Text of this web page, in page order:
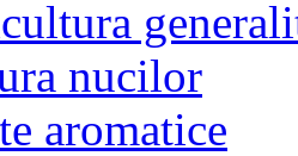
nucilor
aromatice